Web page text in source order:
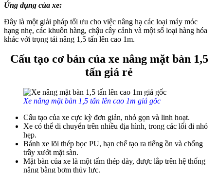
Ứng dụng của xe:
Đây là một giải pháp tối ưu cho việc nâng hạ các loại máy móc
hạng nhẹ, các khuôn hàng, chậu cây cảnh và một số loại hàng hóa
khác với trọng tải nâng 1,5 tấn lên cao 1m.
Cấu tạo cơ bản của xe nâng mặt bàn 1,5
tấn giá rẻ
Xe nâng mặt bàn 1,5 tấn lên cao 1m giá gốc
Cấu tạo của xe cực kỳ đơn giản, nhỏ gọn và linh hoạt.
Xe có thể di chuyển trên nhiều địa hình, trong các lối đi nhỏ
hẹp.
Bánh xe lõi thép bọc PU, hạn chế tạo ra tiếng ồn và chống
trầy xướt mặt sàn.
Mặt bàn của xe là một tấm thép dày, được lắp trên hệ thống
nâng bằng bơm thủy lực.